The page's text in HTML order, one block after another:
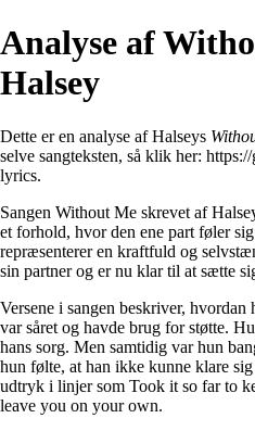
Analyse af
Halsey
Dette er en analyse af Halseys
selve sangteksten, så klik her:
lyrics.
Sangen Without Me skrevet af
et forhold, hvor den ene part føler
repræsenterer en kraftfuld og
sin partner og er nu klar til at sætte
Versene i sangen beskriver,
var såret og havde brug for støtte.
hans sorg. Men samtidig var hun
hun følte, at han ikke kunne klare
udtryk i linjer som Took it so far to
leave you on your own.